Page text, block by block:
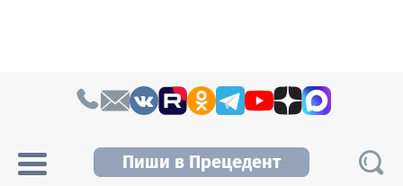
Пиши в Прецедент